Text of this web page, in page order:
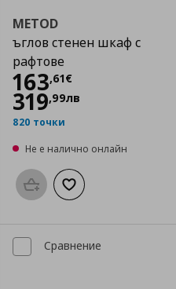
любими
METOD
ъглов стенен шкаф с
рафтове
163,61€
Цена
319,99лв
820 точки
Не е налично онлайн
Προσθήκη στο καλάθι
Добави към
Сравнение